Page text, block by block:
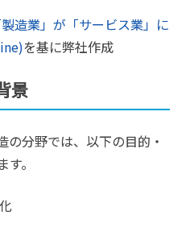
造業」が「サービス業」に
を基に弊社作成
景
分野では、以下の目的・
。